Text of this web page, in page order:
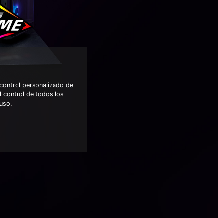
personalizado de
control de todos los